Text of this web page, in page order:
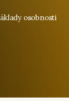
osobnosti